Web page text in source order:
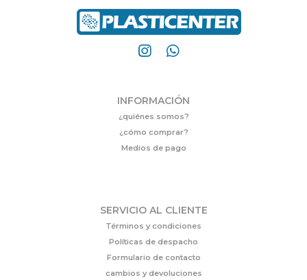
INFORMACIÓN
¿quiénes somos?
¿cómo comprar?
Medios de pago
SERVICIO AL CLIENTE
Términos y condiciones
Políticas de despacho
Formulario de contacto
cambios y devoluciones